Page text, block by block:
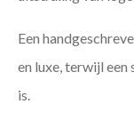
Een
en luxe, terwijl
is.